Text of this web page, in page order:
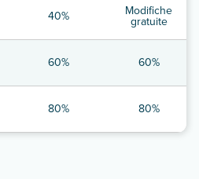
40% Modifiche
gratuite
60% 60%
80% 80%